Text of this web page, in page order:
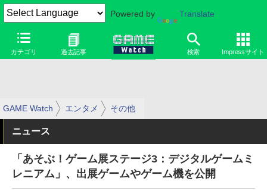
Powered by Translate
カテゴリ 過去記事 検索 Impressサイト
GAME Watch エンタメ その他
ニュース
「あそぶ！ゲーム展ステージ3：デジタルゲームミ
レニアム」、出展ゲームやゲーム機を公開